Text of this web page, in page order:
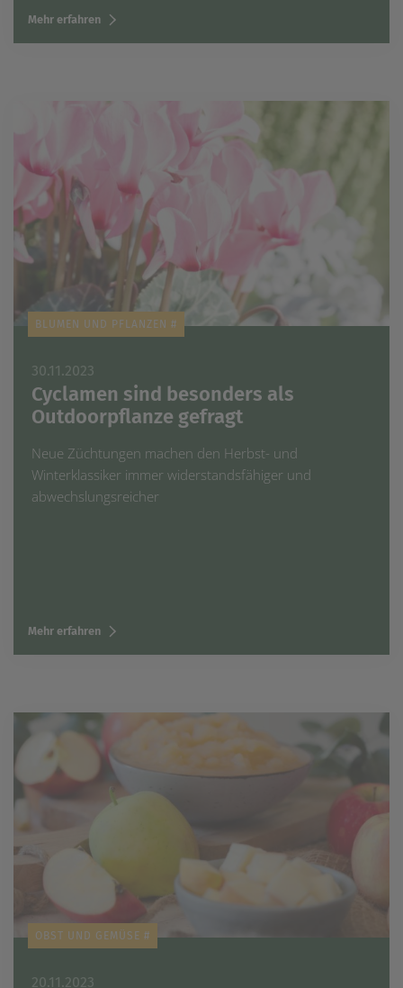
Mehr erfahren
BLUMEN UND PFLANZEN #
30.11.2023
Cyclamen sind besonders als
Outdoorpflanze gefragt
Neue Züchtungen machen den Herbst- und
Winterklassiker immer widerstandsfähiger und
abwechslungsreicher
Mehr erfahren
OBST UND GEMÜSE #
20.11.2023